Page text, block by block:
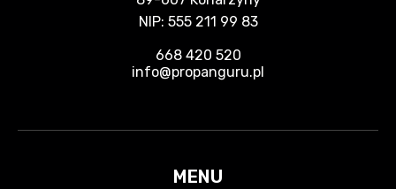
NIP: 555 211 99 83
668 420 520
info@propanguru.pl
MENU